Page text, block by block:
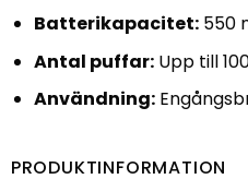
Batterikapacitet:550
Antal puffar:Upp till
Användning:
PRODUKTINFORMATION